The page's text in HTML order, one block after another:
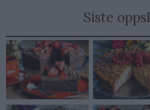
Siste